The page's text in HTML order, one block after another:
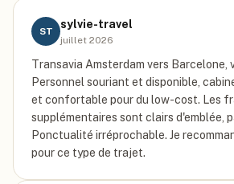
ST
sylvie-travel
juillet 2026
Transavia Amsterdam vers Barcelone,
Personnel souriant et disponible,
et confortable pour du low-cost. Les
supplémentaires sont clairs d'emblée,
Ponctualité irréprochable. Je
pour ce type de trajet.